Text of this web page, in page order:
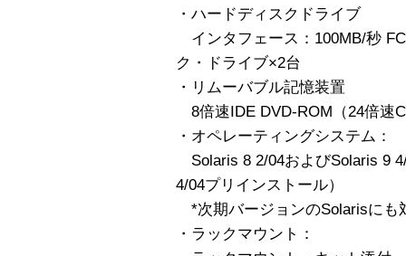
・ハードディスクドライブ
インタフェース：100MB/秒
ク・ドライブ×2台
・リムーバブル記憶装置
8倍速IDE DVD-ROM（24倍速
・オペレーティングシステム：
Solaris 8 2/04およびSolaris 9
4/04プリインストール）
*次期バージョンのSolarisにも
・ラックマウント：